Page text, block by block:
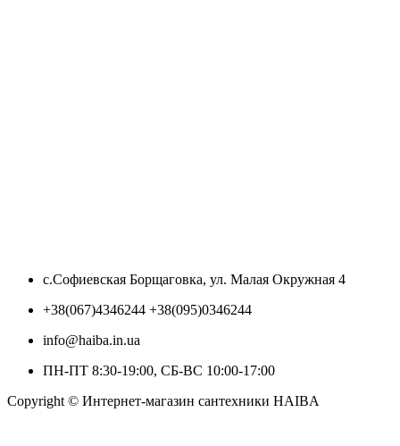
с.Софиевская Борщаговка, ул. Малая Окружная 4
+38(067)4346244 +38(095)0346244
info@haiba.in.ua
ПН-ПТ 8:30-19:00, СБ-ВС 10:00-17:00
Copyright © Интернет-магазин сантехники HAIBA